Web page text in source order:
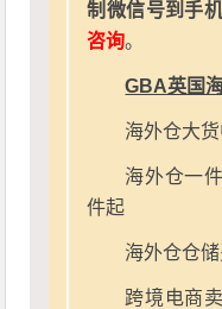
制微信号到手
咨询。
GBA英国
海外仓大
海外仓一
件起
海外仓仓
跨境电商